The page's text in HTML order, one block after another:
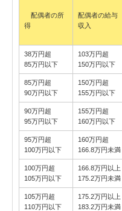
配偶者の所
得
配偶者の給与
収入
38万円超
85万円以下
103万円超
150万円以下
85万円超
90万円以下
150万円超
155万円以下
90万円超
95万円以下
155万円超
160万円以下
95万円超
100万円以下
160万円超
166.8万円未満
100万円超
105万円以下
166.8万円以上
175.2万円未満
105万円超
110万円以下
175.2万円以上
183.2万円未満